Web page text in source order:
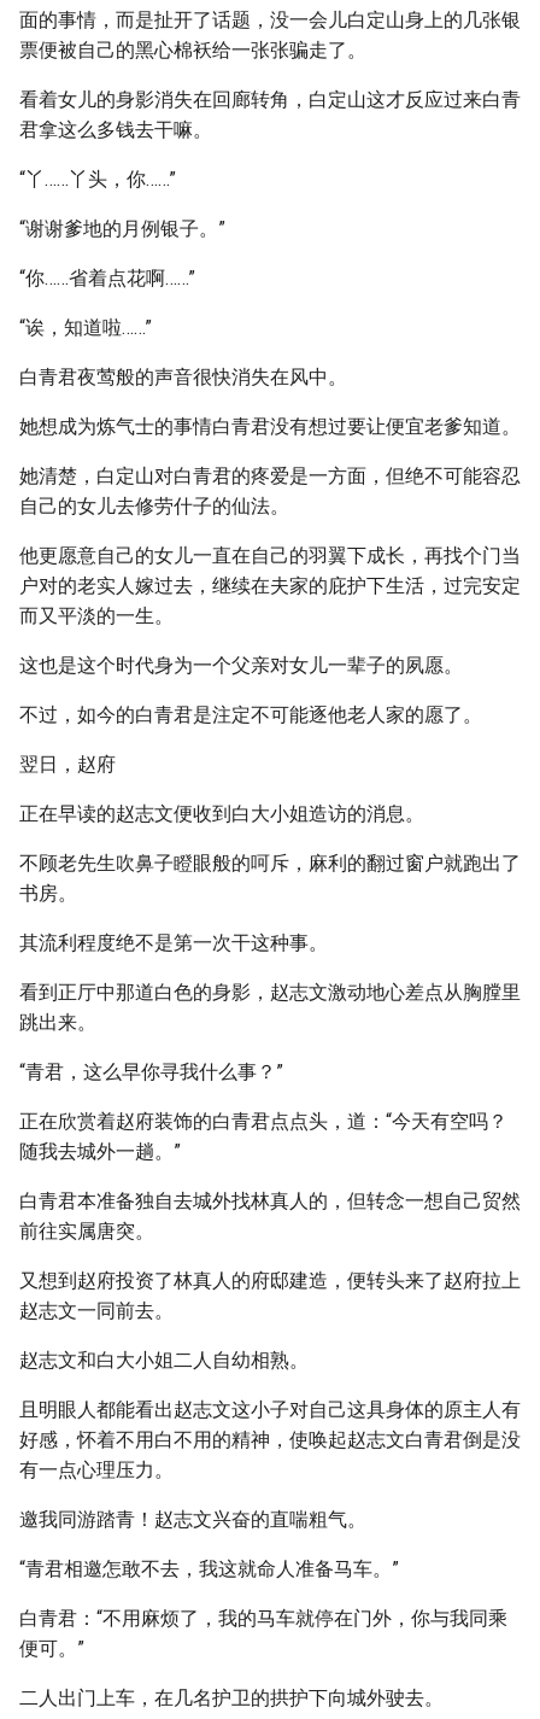
面的事情，而是扯开了话题，没一会儿白定山身上的几张银
票便被自己的黑心棉袄给一张张骗走了。
看着女儿的身影消失在回廊转角，白定山这才反应过来白青
君拿这么多钱去干嘛。
“丫……丫头，你……”
“谢谢爹地的月例银子。”
“你……省着点花啊……”
“诶，知道啦……”
白青君夜莺般的声音很快消失在风中。
她想成为炼气士的事情白青君没有想过要让便宜老爹知道。
她清楚，白定山对白青君的疼爱是一方面，但绝不可能容忍
自己的女儿去修劳什子的仙法。
他更愿意自己的女儿一直在自己的羽翼下成长，再找个门当
户对的老实人嫁过去，继续在夫家的庇护下生活，过完安定
而又平淡的一生。
这也是这个时代身为一个父亲对女儿一辈子的夙愿。
不过，如今的白青君是注定不可能逐他老人家的愿了。
翌日，赵府
正在早读的赵志文便收到白大小姐造访的消息。
不顾老先生吹鼻子瞪眼般的呵斥，麻利的翻过窗户就跑出了
书房。
其流利程度绝不是第一次干这种事。
看到正厅中那道白色的身影，赵志文激动地心差点从胸膛里
跳出来。
“青君，这么早你寻我什么事？”
正在欣赏着赵府装饰的白青君点点头，道：“今天有空吗？
随我去城外一趟。”
白青君本准备独自去城外找林真人的，但转念一想自己贸然
前往实属唐突。
又想到赵府投资了林真人的府邸建造，便转头来了赵府拉上
赵志文一同前去。
赵志文和白大小姐二人自幼相熟。
且明眼人都能看出赵志文这小子对自己这具身体的原主人有
好感，怀着不用白不用的精神，使唤起赵志文白青君倒是没
有一点心理压力。
邀我同游踏青！赵志文兴奋的直喘粗气。
“青君相邀怎敢不去，我这就命人准备马车。”
白青君：“不用麻烦了，我的马车就停在门外，你与我同乘
便可。”
二人出门上车，在几名护卫的拱护下向城外驶去。